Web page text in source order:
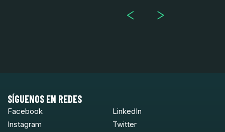
SÍGUENOS EN REDES
Facebook
LinkedIn
Instagram
Twitter